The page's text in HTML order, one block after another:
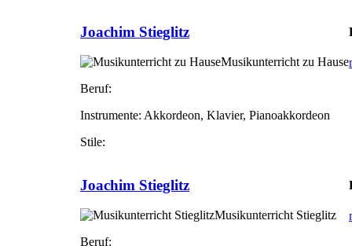
Joachim Stieglitz
Musikunterricht zu Hause
Beruf:
Instrumente: Akkordeon, Klavier, Pianoakkordeon
Stile:
Joachim Stieglitz
Musikunterricht Stieglitz
Beruf: